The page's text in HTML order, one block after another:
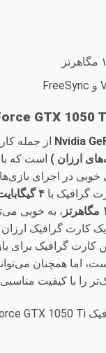
Nvidia از جمله
ارزان ) است که
خوبی در اجرای
گرافیک با ۴ گیگابایت حافظه GDDR5
، به خوبی
یک کارت گرافیک
کارت گرافیک برای
اما همچنان
را با کیفیت مناسبی